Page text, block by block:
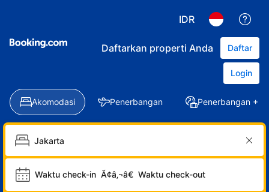
IDR
Daftarkan properti Anda Daftar
Login
Akomodasi Penerbangan Penerbangan +
Waktu check-in Ã¢â‚¬â€ Waktu check-out